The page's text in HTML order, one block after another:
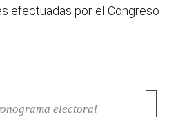
efectuadas por el Congreso
electoral